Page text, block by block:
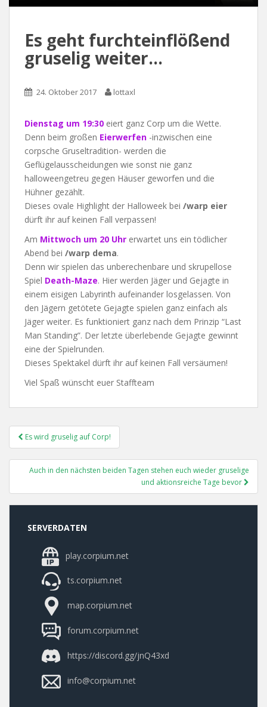
Es geht furchteinflößend
gruselig weiter…
24. Oktober 2017 lottaxl
Dienstag um 19:30 eiert ganz Corp um die Wette.
Denn beim großen Eierwerfen -inzwischen eine
corpsche Gruseltradition- werden die
Geflügelausscheidungen wie sonst nie ganz
halloweengetreu gegen Häuser geworfen und die
Hühner gezählt.
Dieses ovale Highlight der Halloweek bei /warp eier
dürft ihr auf keinen Fall verpassen!
Am Mittwoch um 20 Uhr erwartet uns ein tödlicher
Abend bei /warp dema.
Denn wir spielen das unberechenbare und skrupellose
Spiel Death-Maze. Hier werden Jäger und Gejagte in
einem eisigen Labyrinth aufeinander losgelassen. Von
den Jägern getötete Gejagte spielen ganz einfach als
Jäger weiter. Es funktioniert ganz nach dem Prinzip “Last
Man Standing”. Der letzte überlebende Gejagte gewinnt
eine der Spielrunden.
Dieses Spektakel dürft ihr auf keinen Fall versäumen!
Viel Spaß wünscht euer Staffteam
Post
Navigation
Es wird gruselig auf Corp!
Auch in den nächsten beiden Tagen stehen euch wieder gruselige
und aktionsreiche Tage bevor
SERVERDATEN
play.corpium.net
ts.corpium.net
map.corpium.net
forum.corpium.net
https://discord.gg/jnQ43xd
info@corpium.net